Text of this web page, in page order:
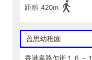
距離 420m
盈思幼稚園
香港卑路乍街１６－